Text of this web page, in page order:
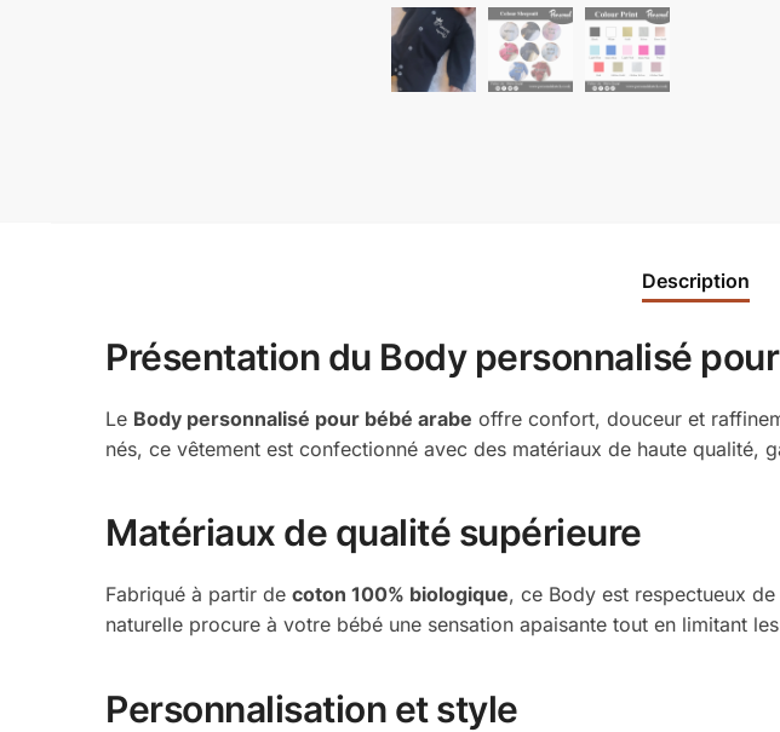
Description
Présentation du Body personnalisé
Le Body personnalisé pour bébé arabe offre confort, douceur et
nés, ce vêtement est confectionné avec des matériaux de haute qualité,
Matériaux de qualité supérieure
Fabriqué à partir decoton 100% biologique, ce Body est respectueux
naturelle procure à votre bébé une sensation apaisante tout en limitant
Personnalisation et style